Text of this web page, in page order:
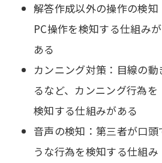
解答作成以外の操作の検
PC操作を検知する仕組みが
ある
カンニング対策：目線の
るなど、カンニング行為を
検知する仕組みがある
音声の検知：第三者が口
うな行為を検知する仕組み